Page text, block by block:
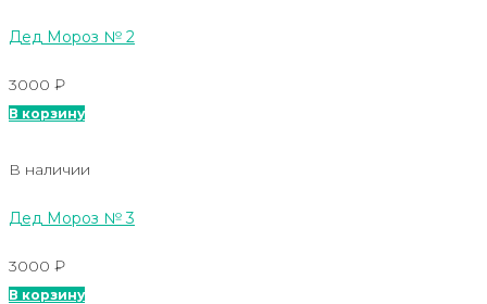
Дед Мороз № 2
3000 ₽
В корзину
В наличии
Дед Мороз № 3
3000 ₽
В корзину